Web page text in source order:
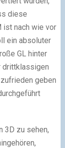
diese
ist nach wie vor
ein absoluter
GL hinter
drittklassigen
geben
3D zu sehen,